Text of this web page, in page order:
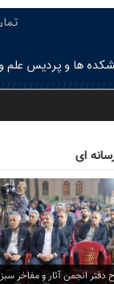
ها و پردیس علم
ای
دفتر انجمن آثار و مفاخر